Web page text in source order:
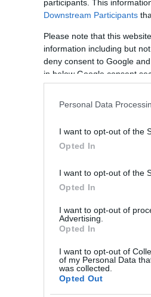
participants. This
Downstream Participants
Please note that this
information including but
deny consent to Google
in below Google consent
Personal Data
I want to opt-out of the
Opted In
I want to opt-out of the
Opted In
I want to opt-out of
Advertising.
Opted In
I want to opt-out of
of my Personal Data
was collected.
Opted Out
kedvesebbé válhat, ha azt
ismerőseitől is szívesen hall.